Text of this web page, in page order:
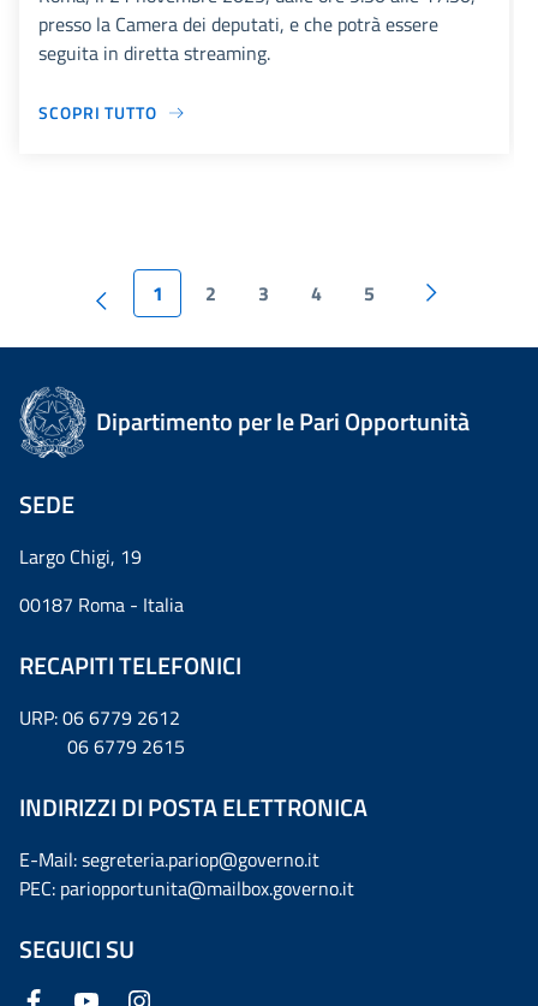
presso la Camera dei deputati, e che potrà essere
seguita in diretta streaming.
SCOPRI TUTTO
1 2 3 4 5
Dipartimento per le Pari Opportunità
SEDE
Largo Chigi, 19
00187 Roma - Italia
RECAPITI TELEFONICI
URP: 06 6779 2612
06 6779 2615
INDIRIZZI DI POSTA ELETTRONICA
E-Mail: segreteria.pariop@governo.it
PEC: pariopportunita@mailbox.governo.it
SEGUICI SU